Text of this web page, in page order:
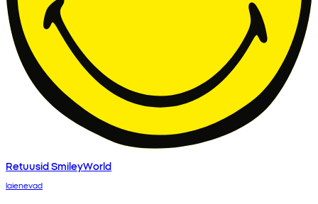
Retuusid SmileyWorld
laienevad